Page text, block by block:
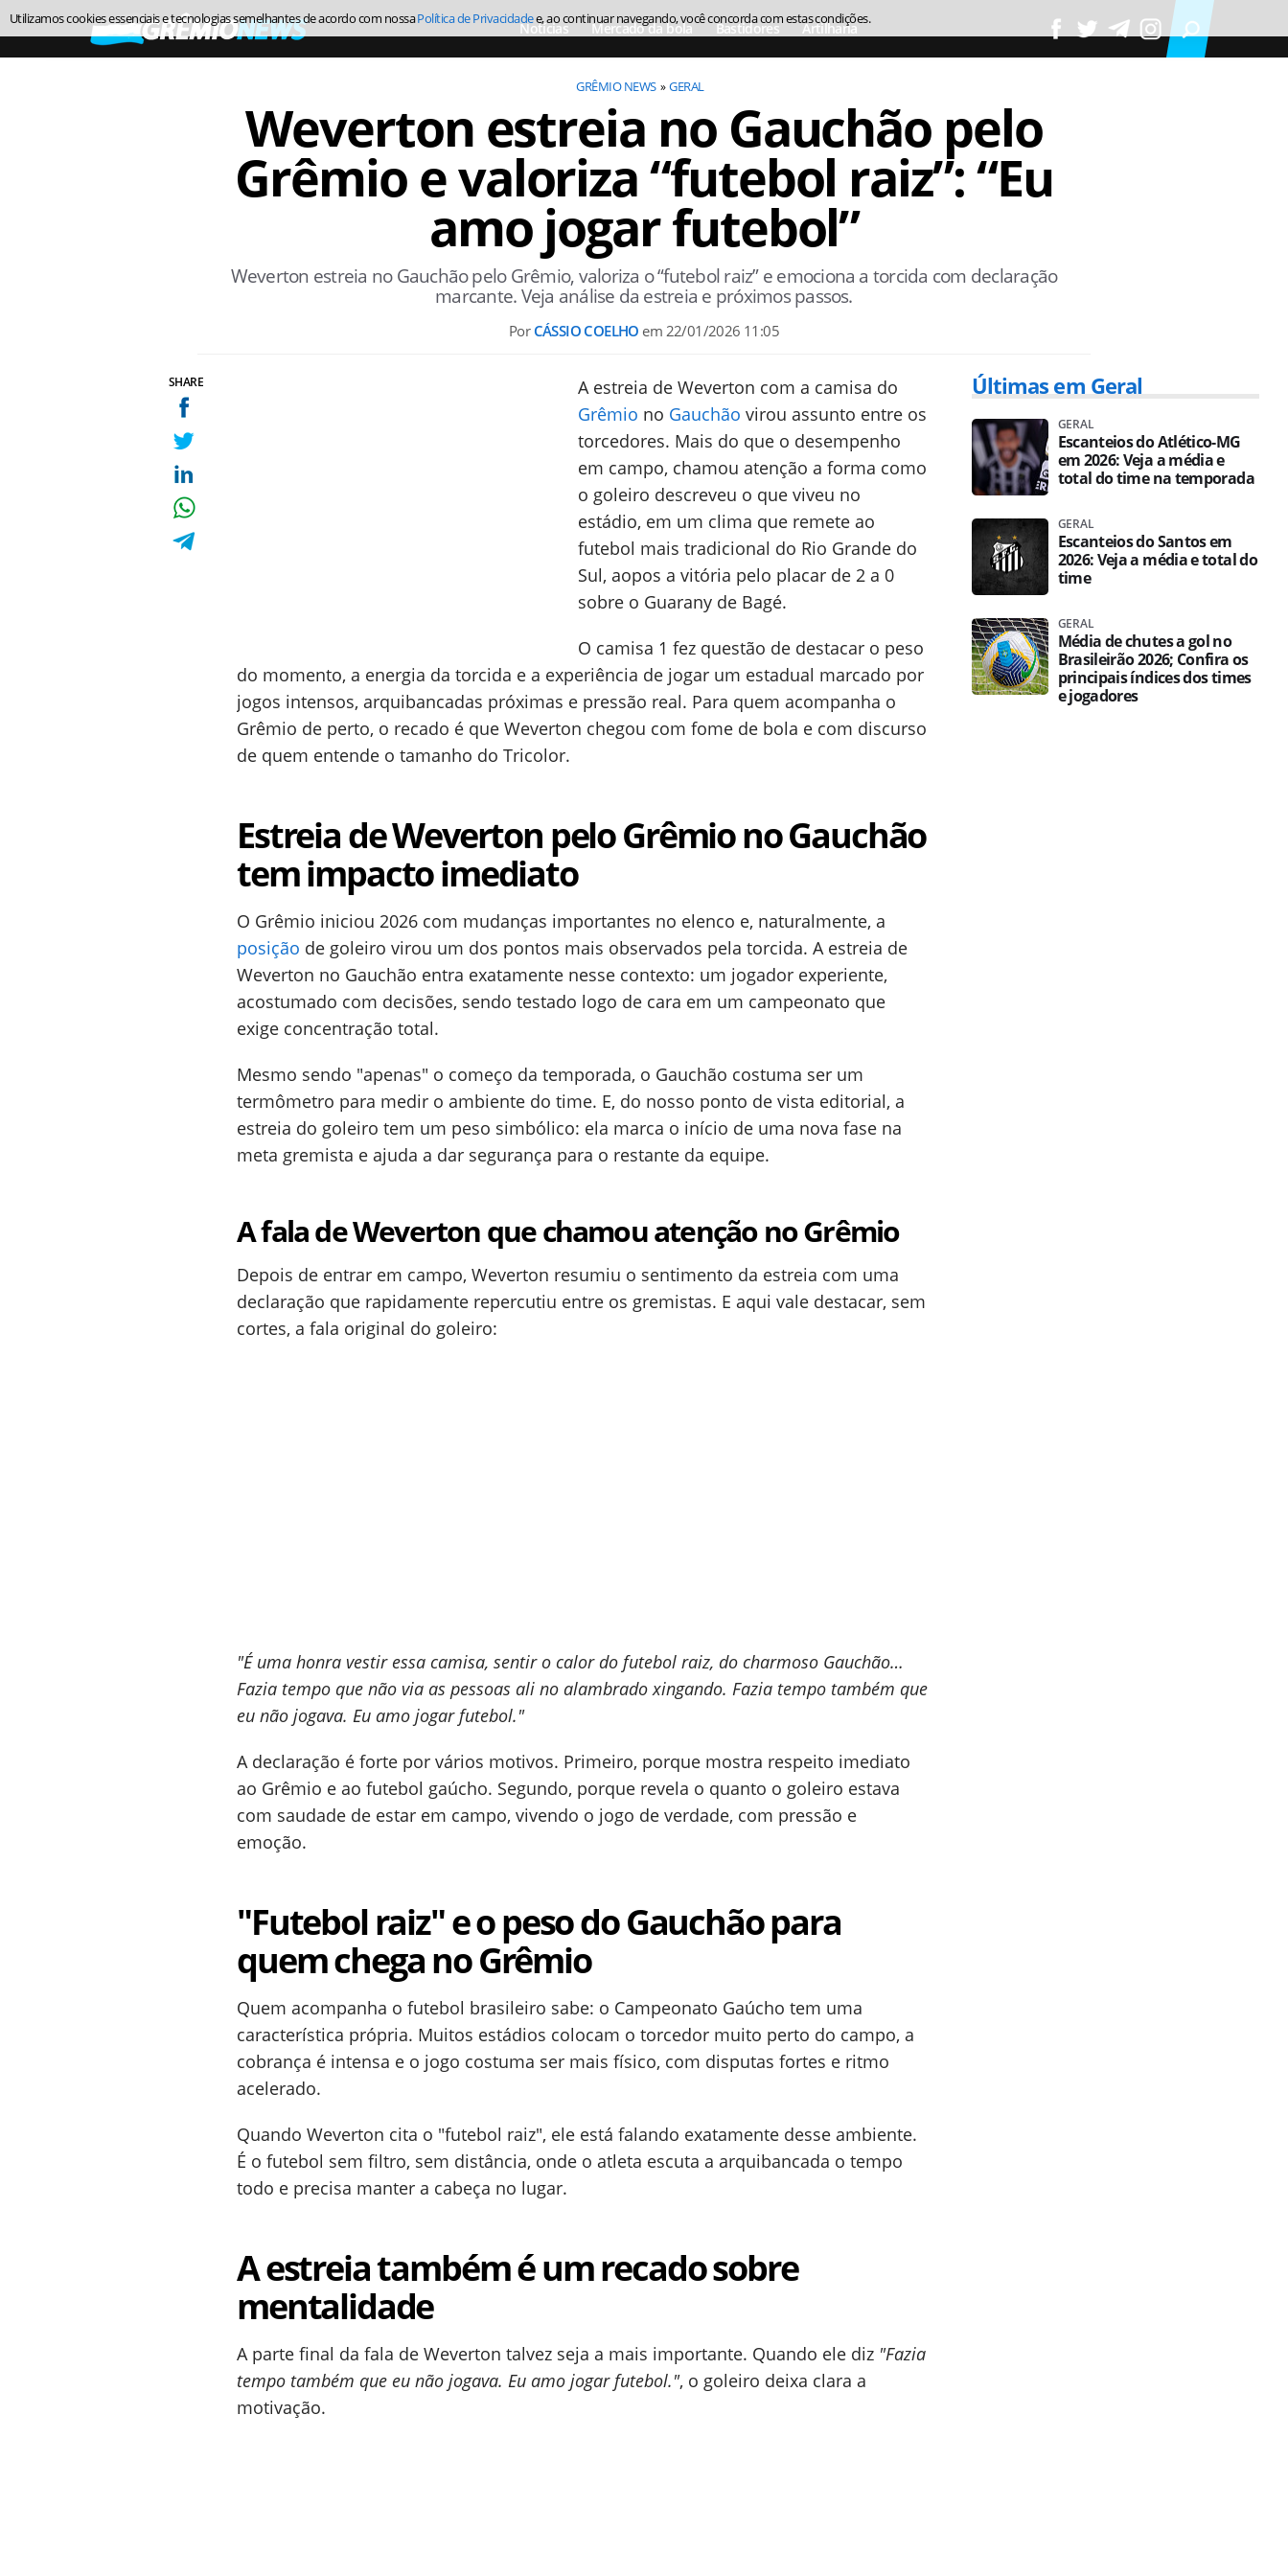
Notícias Mercado da bola Bastidores Artilharia
GRÊMIO NEWS GERAL
Weverton estreia no Gauchão pelo
Grêmio e valoriza “futebol raiz”: “Eu
amo jogar futebol”
Weverton estreia no Gauchão pelo Grêmio, valoriza o “futebol raiz” e emociona a torcida com declaração
marcante. Veja análise da estreia e próximos passos.
Por CÁSSIO COELHO em 22/01/2026 11:05
SHARE
A estreia de Weverton com a camisa do
Grêmio no Gauchão virou assunto entre os
torcedores. Mais do que o desempenho
em campo, chamou atenção a forma como
o goleiro descreveu o que viveu no
estádio, em um clima que remete ao
futebol mais tradicional do Rio Grande do
Sul, aopos a vitória pelo placar de 2 a 0
sobre o Guarany de Bagé.
O camisa 1 fez questão de destacar o peso
do momento, a energia da torcida e a experiência de jogar um estadual marcado por
jogos intensos, arquibancadas próximas e pressão real. Para quem acompanha o
Grêmio de perto, o recado é que Weverton chegou com fome de bola e com discurso
de quem entende o tamanho do Tricolor.
Estreia de Weverton pelo Grêmio no Gauchão
tem impacto imediato
O Grêmio iniciou 2026 com mudanças importantes no elenco e, naturalmente, a
posição de goleiro virou um dos pontos mais observados pela torcida. A estreia de
Weverton no Gauchão entra exatamente nesse contexto: um jogador experiente,
acostumado com decisões, sendo testado logo de cara em um campeonato que
exige concentração total.
Mesmo sendo "apenas" o começo da temporada, o Gauchão costuma ser um
termômetro para medir o ambiente do time. E, do nosso ponto de vista editorial, a
estreia do goleiro tem um peso simbólico: ela marca o início de uma nova fase na
meta gremista e ajuda a dar segurança para o restante da equipe.
A fala de Weverton que chamou atenção no Grêmio
Depois de entrar em campo, Weverton resumiu o sentimento da estreia com uma
declaração que rapidamente repercutiu entre os gremistas. E aqui vale destacar, sem
cortes, a fala original do goleiro:
"É uma honra vestir essa camisa, sentir o calor do futebol raiz, do charmoso Gauchão…
Fazia tempo que não via as pessoas ali no alambrado xingando. Fazia tempo também que
eu não jogava. Eu amo jogar futebol."
A declaração é forte por vários motivos. Primeiro, porque mostra respeito imediato
ao Grêmio e ao futebol gaúcho. Segundo, porque revela o quanto o goleiro estava
com saudade de estar em campo, vivendo o jogo de verdade, com pressão e
emoção.
"Futebol raiz" e o peso do Gauchão para
quem chega no Grêmio
Quem acompanha o futebol brasileiro sabe: o Campeonato Gaúcho tem uma
característica própria. Muitos estádios colocam o torcedor muito perto do campo, a
cobrança é intensa e o jogo costuma ser mais físico, com disputas fortes e ritmo
acelerado.
Quando Weverton cita o "futebol raiz", ele está falando exatamente desse ambiente.
É o futebol sem filtro, sem distância, onde o atleta escuta a arquibancada o tempo
todo e precisa manter a cabeça no lugar.
A estreia também é um recado sobre
mentalidade
A parte final da fala de Weverton talvez seja a mais importante. Quando ele diz "Fazia
tempo também que eu não jogava. Eu amo jogar futebol.", o goleiro deixa clara a
motivação.
Últimas em Geral
GERAL
Escanteios do Atlético-MG
em 2026: Veja a média e
total do time na temporada
GERAL
Escanteios do Santos em
2026: Veja a média e total do
time
GERAL
Média de chutes a gol no
Brasileirão 2026; Confira os
principais índices dos times
e jogadores
Utilizamos cookies essenciais e tecnologias semelhantes de acordo com nossaPolítica de Privacidadee, ao continuar navegando, você concorda com estas condições.